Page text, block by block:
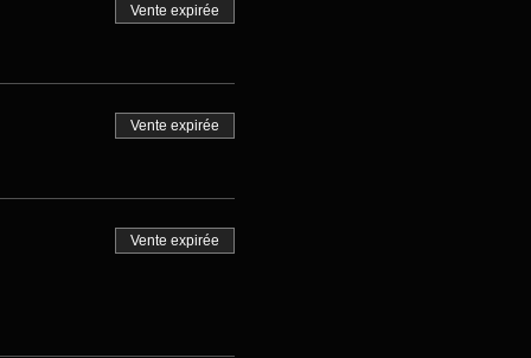
Vente expirée
Vente expirée
Vente expirée